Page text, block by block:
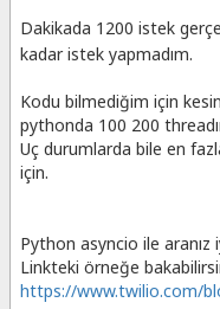
Dakikada 1200 istek
kadar istek yapmadım.
Kodu bilmediğim için
pythonda 100 200
Uç durumlarda bile en
için.
Python asyncio ile
Linkteki örneğe
https://www.twilio.com/